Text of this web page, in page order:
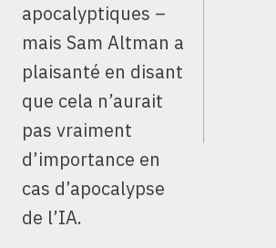
apocalyptiques –
mais Sam Altman a
plaisanté en disant
que cela n’aurait
pas vraiment
d’importance en
cas d’apocalypse
de l’IA.